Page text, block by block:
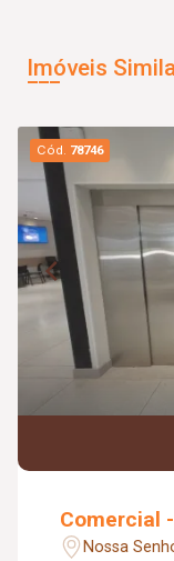
Imóveis
Cód. 78746
Comercial
Nossa